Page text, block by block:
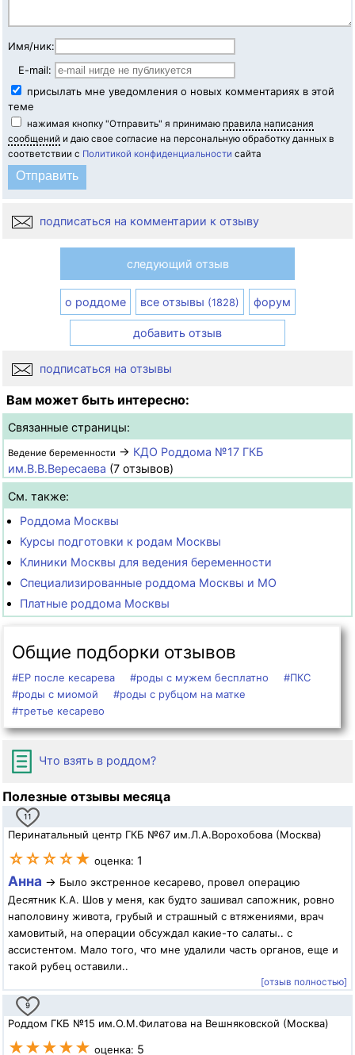
Имя/ник:
E-mail:
присылать мне уведомления о новых комментариях в этой
теме
нажимая кнопку "Отправить" я принимаю правила написания
сообщений и даю свое согласие на персональную обработку данных в
соответствии с Политикой конфиденциальности сайта
подписаться на комментарии к отзыву
следующий отзыв
о роддоме все отзывы (1828) форум
добавить отзыв
подписаться на отзывы
Вам может быть интересно:
Связанные страницы:
Ведение беременности → КДО Роддома №17 ГКБ
им.В.В.Вересаева (7 отзывов)
См. также:
Роддома Москвы
Курсы подготовки к родам Москвы
Клиники Москвы для ведения беременности
Специализированные роддома Москвы и МО
Платные роддома Москвы
Общие подборки отзывов
#ЕР после кесарева #роды с мужем бесплатно
#ПКС
#роды с миомой
#роды с рубцом на матке
#третье кесарево
Что взять в роддом?
Полезные отзывы месяца
11
Перинатальный центр ГКБ №67 им.Л.А.Ворохобова (Москва)
☆☆☆☆★ оценка: 1
Анна → Было экстренное кесарево, провел операцию
Десятник К.А. Шов у меня, как будто зашивал сапожник, ровно
наполовину живота, грубый и страшный с втяжениями, врач
хамовитый, на операции обсуждал какие-то салаты.. с
ассистентом. Мало того, что мне удалили часть органов, еще и
такой рубец оставили..
[отзыв полностью]
9
Роддом ГКБ №15 им.О.М.Филатова на Вешняковской (Москва)
★★★★★ оценка: 5